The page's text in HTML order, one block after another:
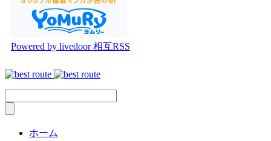
Powered by livedoor 相互RSS
ホーム